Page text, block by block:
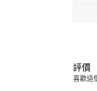
評價
喜歡這